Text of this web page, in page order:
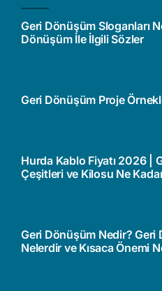
Geri Dönüşüm Sloganları
Dönüşüm İle İlgili Sözler
Geri Dönüşüm Proje
Hurda Kablo Fiyatı 2026 |
Çeşitleri ve Kilosu Ne
Geri Dönüşüm Nedir? Geri
Nelerdir ve Kısaca Önemi